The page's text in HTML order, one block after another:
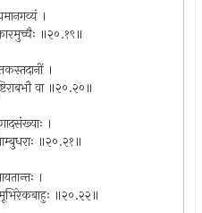
।
॥२०.१९॥
।
वा ॥२०.२०॥
।
॥२०.२१॥
।
॥२०.२२॥